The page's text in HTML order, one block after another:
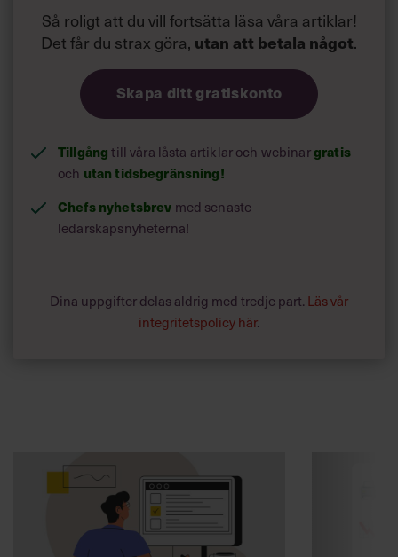
Så roligt att du vill fortsätta läsa våra artiklar!
Det får du strax göra, utan att betala något.
Skapa ditt gratiskonto
Tillgångtill våra låsta artiklar och webinargratis
och utan tidsbegränsning!
Chefs nyhetsbrev med senaste
ledarskapsnyheterna!
Dina uppgifter delas aldrig med tredje part. Läs vår
integritetspolicy här.